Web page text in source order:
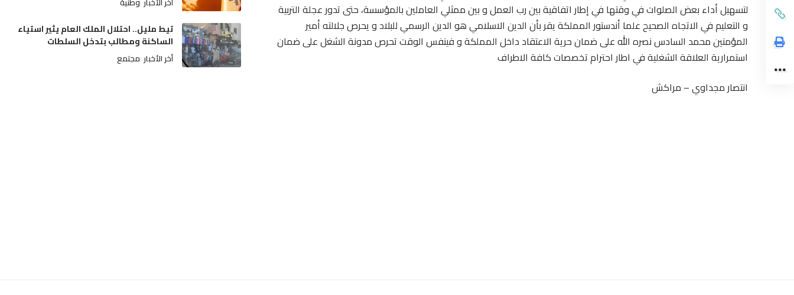
لتسهيل أداء بعض الصلوات في وقتها في إطار اتفاقية بين رب العمل و بين ممثلي العاملين بالمؤسسة، حتى تدور عجلة التربية
و التعليم في الاتجاه الصحيح علما أندستور المملكة يقر بأن الدين الاسلامي هو الدين الرسمي للبلاد و يحرص جلالته أمير
المؤمنين محمد السادس نصره الله على ضمان حرية الاعتقاد داخل المملكة و فينفس الوقت تحرص مدونة الشغل على ضمان
استمرارية العلاقة الشغلية في اطار احترام تخصصات كافة الاطراف
انتصار مجداوي – مراكش
تيط مليل.. احتلال الملك العام يثير استياء
الساكنة ومطالب بتدخل السلطات
أخر الأخبار مجتمع